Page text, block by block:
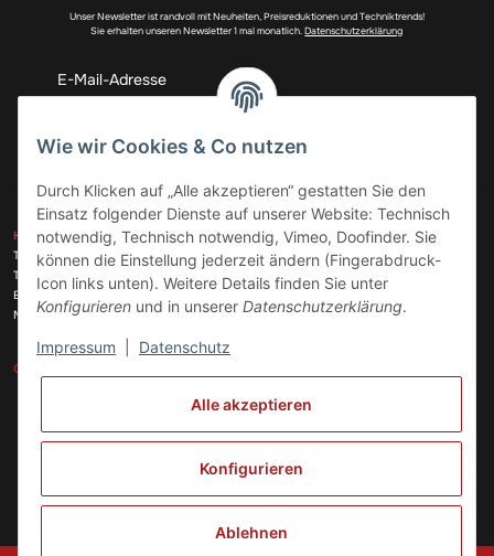
Unser Newsletter ist randvoll mit Neuheiten, Preisreduktionen und Techniktrends!
Sie erhalten unseren Newsletter 1 mal monatlich.Datenschutzerklärung
Abonnieren
KONTAKT
Telefon:+49 (0)6074 816 08 0
Telefax:
+49 (0)6074 215 08 60
E-Mail:
info@meinhausgeraetedoc.de
Max Planck Str. 6 c, 63322 Rödermark
GESETZLICHE INFORMATIONEN
ZAHLUNGSARTEN
VERSANDARTEN
Vertrag widerrufen
Wie wir Cookies & Co nutzen
Durch Klicken auf „Alle akzeptieren“ gestatten Sie den
Einsatz folgender Dienste auf unserer Website: Technisch
notwendig, Technisch notwendig, Vimeo, Doofinder. Sie
können die Einstellung jederzeit ändern (Fingerabdruck-
Icon links unten). Weitere Details finden Sie unter
Konfigurieren und in unserer Datenschutzerklärung.
Impressum Datenschutz
Alle akzeptieren
Konfigurieren
Ablehnen